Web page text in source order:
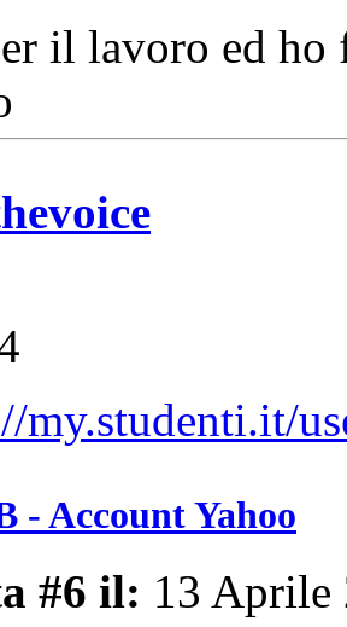
il lavoro ed
- Account Yahoo
#6 il: 13 Aprile